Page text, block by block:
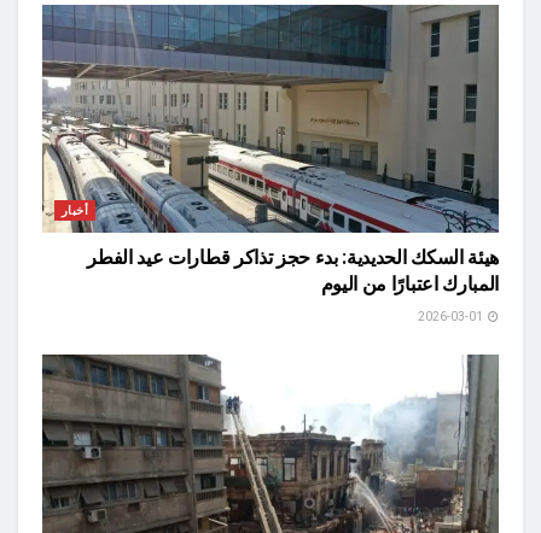
أخبار
هيئة السكك الحديدية: بدء حجز تذاكر قطارات عيد الفطر
المبارك اعتبارًا من اليوم